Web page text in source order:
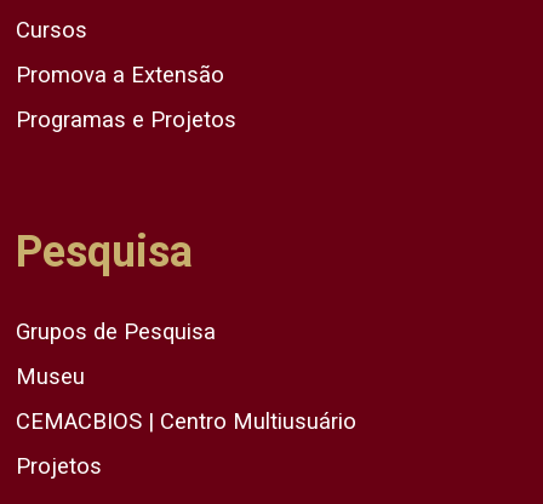
Cursos
Promova a Extensão
Programas e Projetos
Pesquisa
Grupos de Pesquisa
Museu
CEMACBIOS | Centro Multiusuário
Projetos